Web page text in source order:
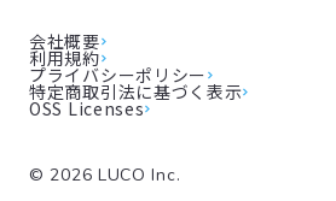
会社概要
利用規約
プライバシーポリシー
特定商取引法に基づく表示
OSS Licenses
© 2026 LUCO Inc.